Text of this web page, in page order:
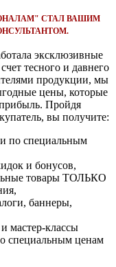
СТАЛ ВАШИМ
эксклюзивные
тесного и давнего
продукции, мы
цены, которые
Пройдя
вы получите:
по специальным
и бонусов,
товары ТОЛЬКО
баннеры,
мастер-классы
специальным ценам